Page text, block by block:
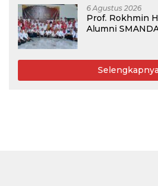
Guru Honorer
6 Agustus 2026
Prof. Rokhmin
Alumni
Selengkapnya